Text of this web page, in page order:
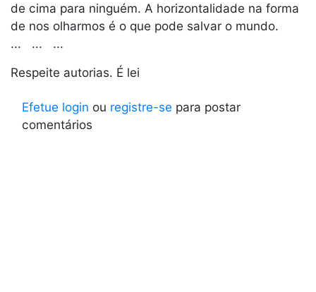
de cima para ninguém. A horizontalidade na forma
de nos olharmos é o que pode salvar o mundo.
... ... ...
Respeite autorias. É lei
Efetue login ou registre-se para postar
comentários